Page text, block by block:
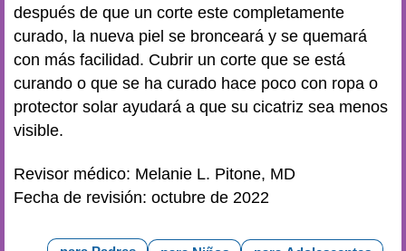
después de que un corte este completamente
curado, la nueva piel se bronceará y se quemará
con más facilidad. Cubrir un corte que se está
curando o que se ha curado hace poco con ropa o
protector solar ayudará a que su cicatriz sea menos
visible.
Revisor médico: Melanie L. Pitone, MD
Fecha de revisión: octubre de 2022